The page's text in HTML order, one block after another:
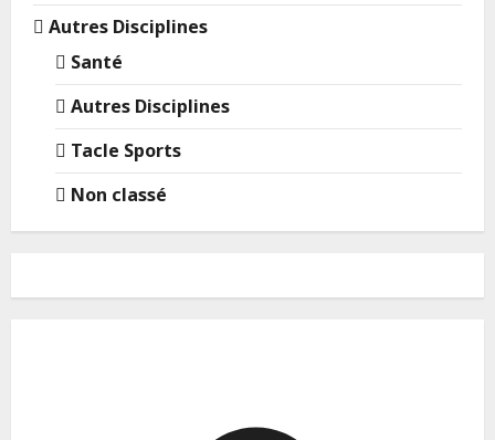
Autres Disciplines
Santé
Autres Disciplines
Tacle Sports
Non classé